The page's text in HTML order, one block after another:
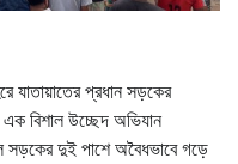
যাতায়াতের প্রধান সড়কের
এক বিশাল উচ্ছেদ অভিযান
সড়কের দুই পাশে অবৈধভাবে গড়ে